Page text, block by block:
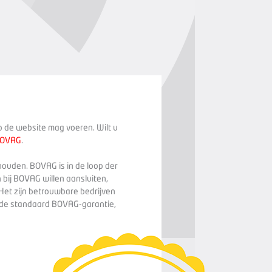
de website mag voeren. Wilt u
.
BOVAG is in de loop der
BOVAG willen aansluiten,
zijn betrouwbare bedrijven
standaard BOVAG-garantie,